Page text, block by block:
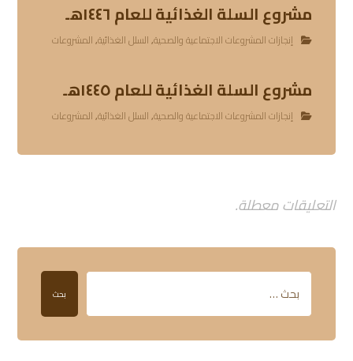
مشروع السلة الغذائية للعام ١٤٤٦هـ
إنجازات المشروعات الاجتماعية والصحية,السلل الغذائية,المشروعات
مشروع السلة الغذائية للعام ١٤٤٥هـ
إنجازات المشروعات الاجتماعية والصحية,السلل الغذائية,المشروعات
التعليقات معطلة.
بحث